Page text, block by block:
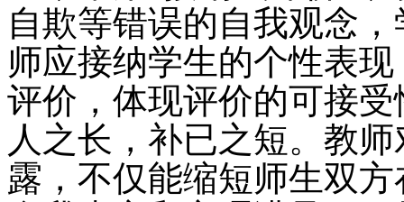
自欺等错误的自我观念
师应接纳学生的个性表
评价，体现评价的可接
人之长，补已之短。教
露，不仅能缩短师生双